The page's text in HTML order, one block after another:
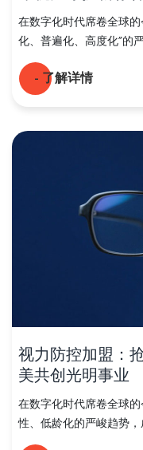
在数字化时代席卷全球
化、普遍化、高度化”的
- 了解详情
视力防控加盟：
美共创光明事业
在数字化时代席卷全球
性、低龄化的严峻趋势